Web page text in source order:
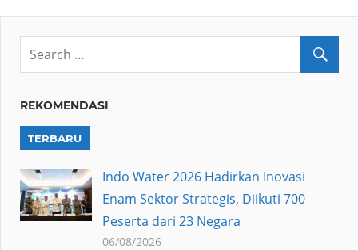
REKOMENDASI
TERBARU
Indo Water 2026 Hadirkan Inovasi
Enam Sektor Strategis, Diikuti 700
Peserta dari 23 Negara
06/08/2026